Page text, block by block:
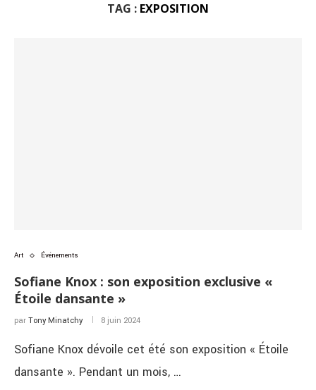
TAG : EXPOSITION
Art Événements
Sofiane Knox : son exposition exclusive «
Étoile dansante »
par Tony Minatchy 8 juin 2024
Sofiane Knox dévoile cet été son exposition « Étoile
dansante ». Pendant un mois, …